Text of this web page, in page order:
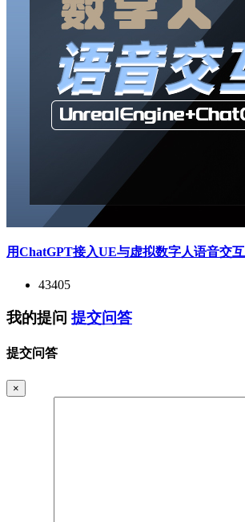
用ChatGPT接入UE与虚拟数字人语音交互
43405
我的提问 提交问答
提交问答
×